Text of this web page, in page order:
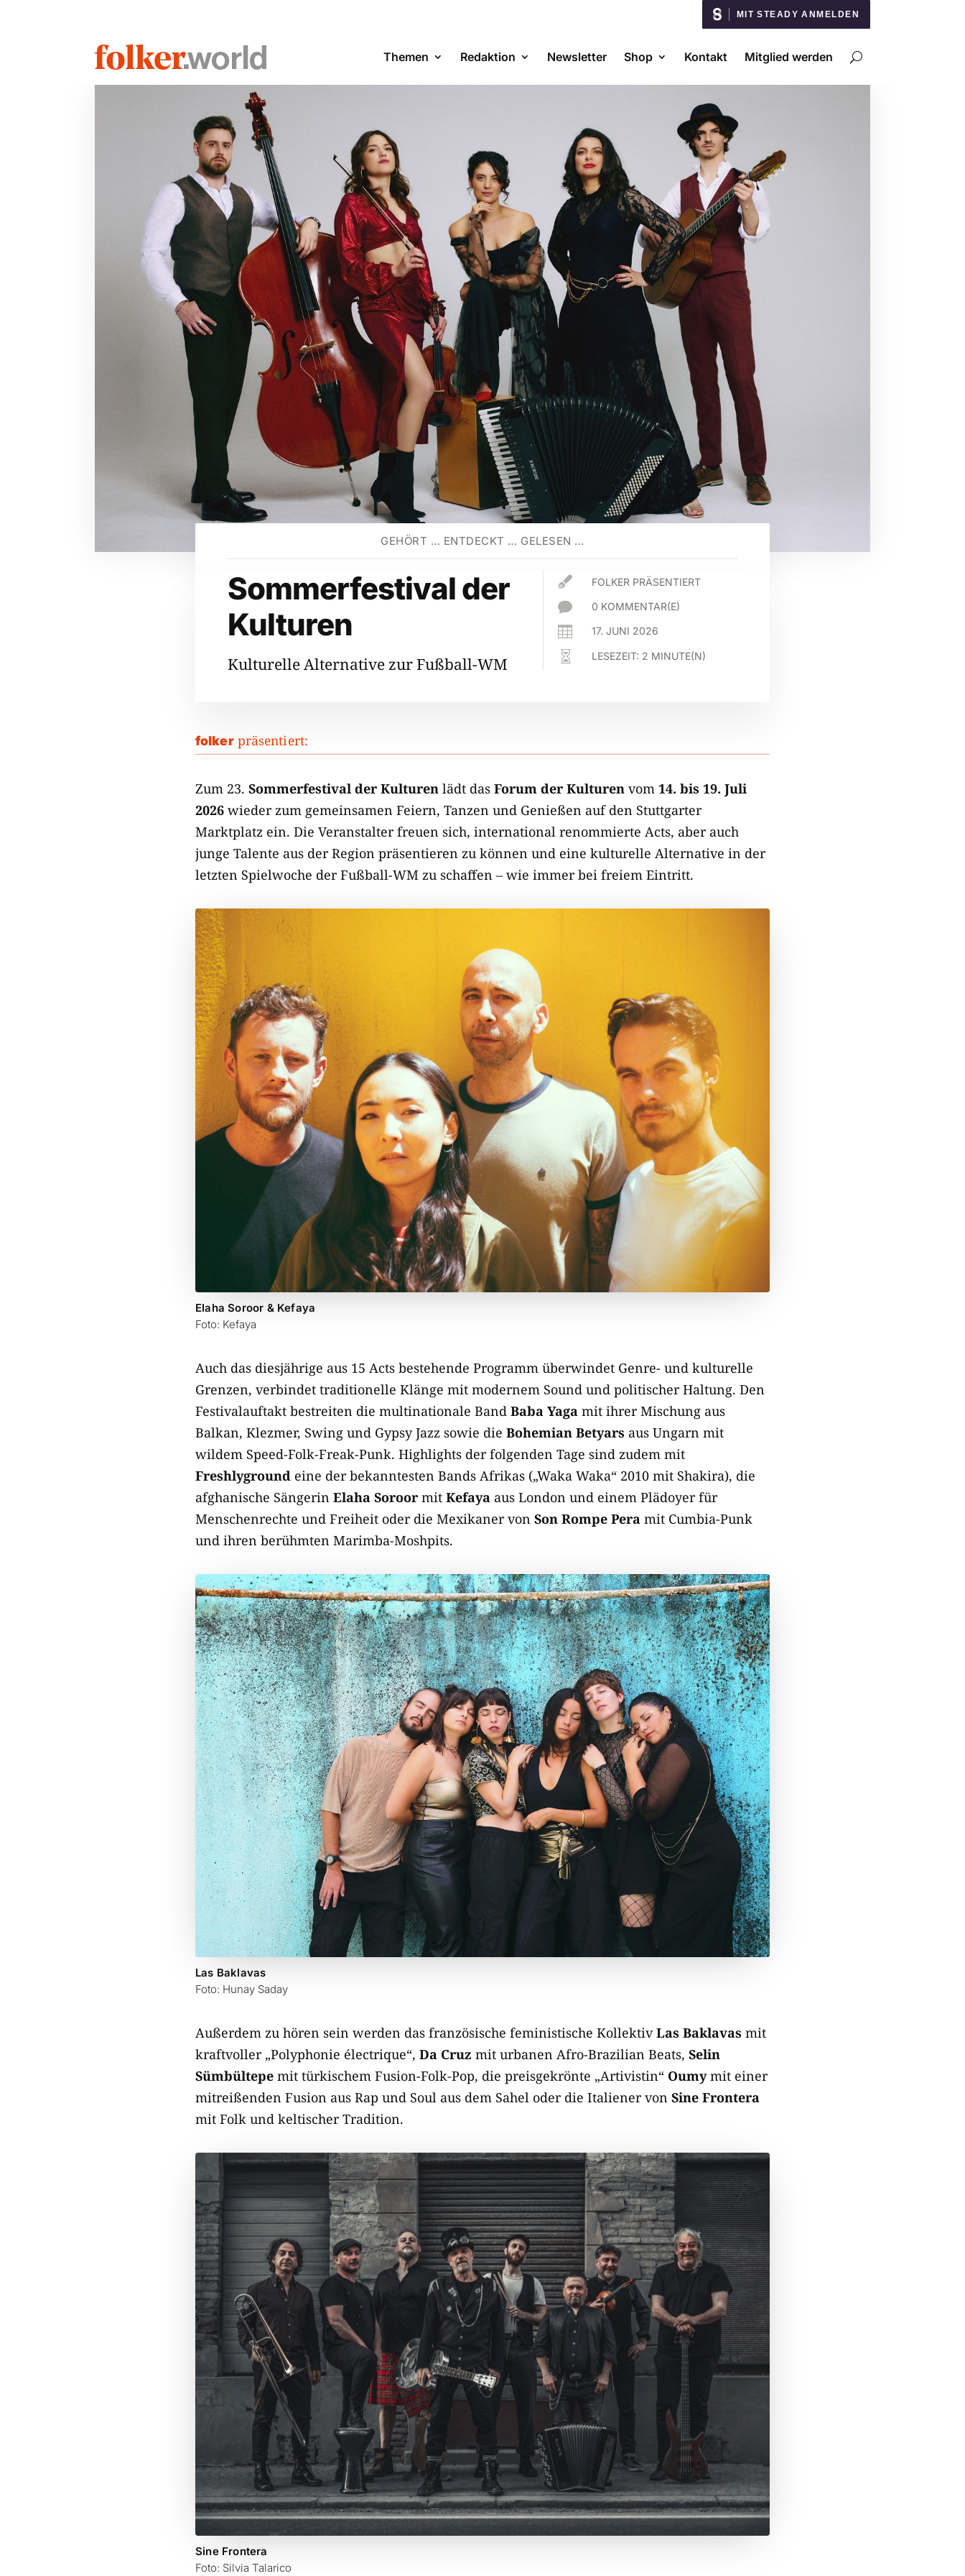
MIT STEADY ANMELDEN
Themen Redaktion Newsletter Shop Kontakt Mitglied werden
GEHÖRT … ENTDECKT … GELESEN ...
Sommerfestival der
Kulturen
Kulturelle Alternative zur Fußball-WM
 FOLKER PRÄSENTIERT
 0 KOMMENTAR(E)
 17. JUNI 2026
 LESEZEIT: 2 MINUTE(N)
folkerpräsentiert:
Zum 23. Sommerfestival der Kulturen lädt das Forum der Kulturen vom 14. bis 19. Juli
2026 wieder zum gemeinsamen Feiern, Tanzen und Genießen auf den Stuttgarter
Marktplatz ein. Die Veranstalter freuen sich, international renommierte Acts, aber auch
junge Talente aus der Region präsentieren zu können und eine kulturelle Alternative in der
letzten Spielwoche der Fußball-WM zu schaffen – wie immer bei freiem Eintritt.
Elaha Soroor & Kefaya
Foto: Kefaya
Auch das diesjährige aus 15 Acts bestehende Programm überwindet Genre- und kulturelle
Grenzen, verbindet traditionelle Klänge mit modernem Sound und politischer Haltung. Den
Festivalauftakt bestreiten die multinationale Band Baba Yaga mit ihrer Mischung aus
Balkan, Klezmer, Swing und Gypsy Jazz sowie die Bohemian Betyars aus Ungarn mit
wildem Speed-Folk-Freak-Punk. Highlights der folgenden Tage sind zudem mit
Freshlyground eine der bekanntesten Bands Afrikas („Waka Waka“ 2010 mit Shakira), die
afghanische Sängerin Elaha Soroor mit Kefaya aus London und einem Plädoyer für
Menschenrechte und Freiheit oder die Mexikaner von Son Rompe Pera mit Cumbia-Punk
und ihren berühmten Marimba-Moshpits.
Las Baklavas
Foto: Hunay Saday
Außerdem zu hören sein werden das französische feministische KollektivLas Baklavas mit
kraftvoller „Polyphonie électrique“, Da Cruz mit urbanen Afro-Brazilian Beats, Selin
Sümbültepe mit türkischem Fusion-Folk-Pop, die preisgekrönte „Artivistin“ Oumymit einer
mitreißenden Fusion aus Rap und Soul aus dem Sahel oder die Italiener von Sine Frontera
mit Folk und keltischer Tradition.
Sine Frontera
Foto: Silvia Talarico